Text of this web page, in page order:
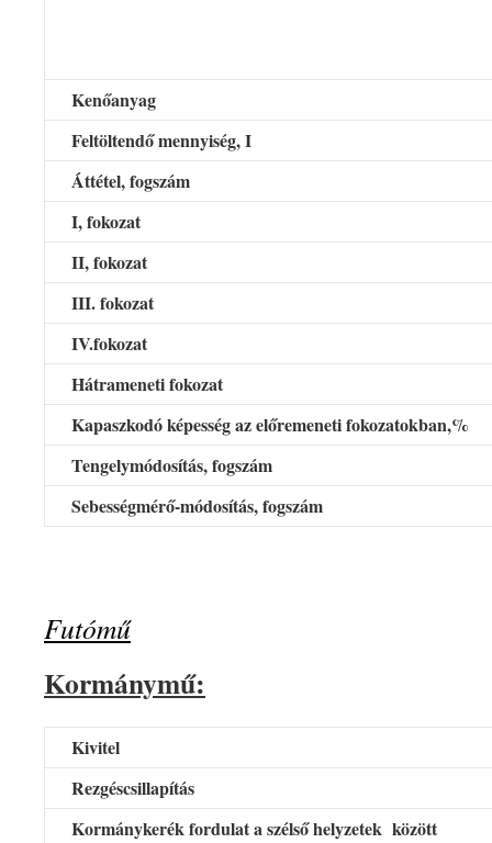
Kenőanyag
Feltöltendő mennyiség, I
Áttétel, fogszám
I, fokozat
II, fokozat
III. fokozat
IV.fokozat
Hátrameneti fokozat
Kapaszkodó képesség az előremeneti fokozatokban,%
Tengelymódosítás, fogszám
Sebességmérő-módosítás, fogszám
Futómű
Kormánymű:
Kivitel
Rezgéscsillapítás
Kormánykerék fordulat a szélső helyzetek között